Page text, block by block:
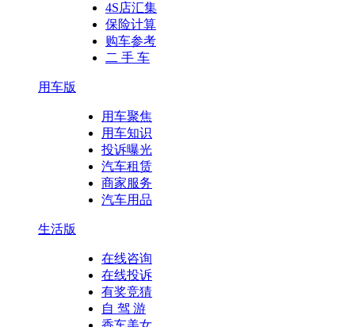
4S店汇集
保险计算
购车参考
二 手 车
用车版
用车聚焦
用车知识
投诉曝光
汽车租赁
商家服务
汽车用品
生活版
在线咨询
在线投诉
有奖竞猜
自 驾 游